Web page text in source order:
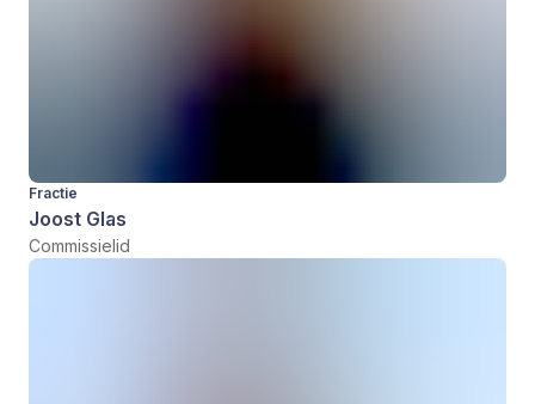
Fractie
Joost Glas
Commissielid